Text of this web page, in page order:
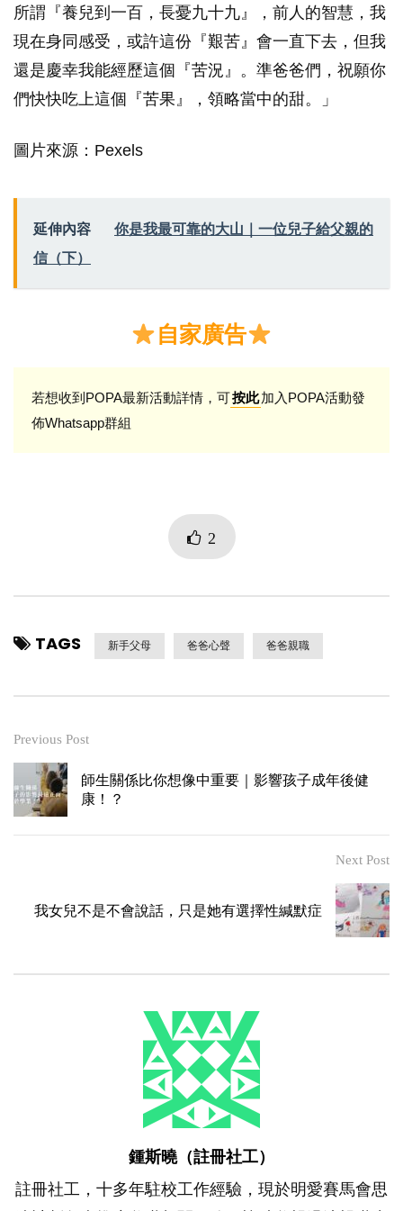
所謂『養兒到一百，長憂九十九』，前人的智慧，我
現在身同感受，或許這份『艱苦』會一直下去，但我
還是慶幸我能經歷這個『苦況』。準爸爸們，祝願你
們快快吃上這個『苦果』，領略當中的甜。」
圖片來源：Pexels
延伸內容
你是我最可靠的大山｜一位兒子給父親的
信（下）
自家廣告
若想收到POPA最新活動詳情，可按此加入POPA活動發
佈Whatsapp群組
2
TAGS 新手父母 爸爸心聲 爸爸親職
Previous Post
師生關係比你想像中重要｜影響孩子成年後健
康！？
Next Post
我女兒不是不會說話，只是她有選擇性緘默症
鍾斯曉（註冊社工）
註冊社工，十多年駐校工作經驗，現於明愛賽馬會思